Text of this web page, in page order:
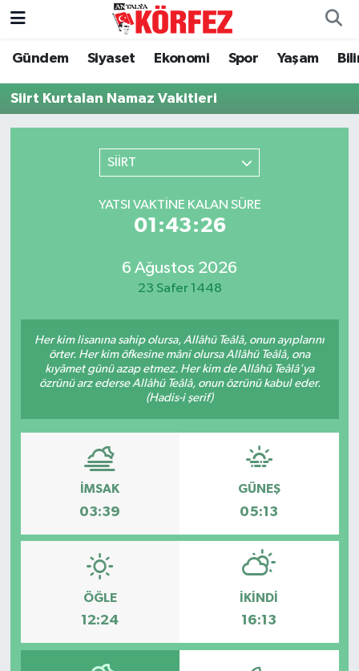
Gündem Siyaset Ekonomi Spor Yaşam
Siirt Kurtalan Namaz Vakitleri
SİİRT
YATSI VAKTINE KALAN SÜRE
01:43:25
6 Ağustos 2026
23 Safer 1448
Her kim lisanına sahip olursa, Allâhü Teâlâ, onun ayıplarını
örter. Her kim öfkesine mâni olursa Allâhü Teâlâ, ona
kıyâmet günü azap etmez. Her kim de Allâhü Teâlâ'ya
özrünü arz ederse Allâhü Teâlâ, onun özrünü kabul eder.
(Hadis-i şerif)
İMSAK
03:39
GÜNEŞ
05:13
ÖĞLE
12:24
İKINDI
16:13
Gündem
Siyaset
Dünya
Eğitim
Magazin
Turizm
Kültür ve Sanat
Nöbetçi Eczaneler
Hava Durumu
Tüm Manşetler
Son Dakika Haberleri